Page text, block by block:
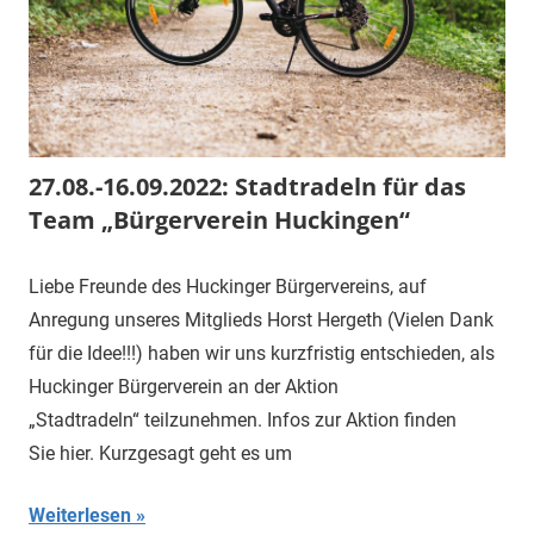
27.08.-16.09.2022: Stadtradeln für das
Team „Bürgerverein Huckingen“
Liebe Freunde des Huckinger Bürgervereins, auf
Anregung unseres Mitglieds Horst Hergeth (Vielen Dank
für die Idee!!!) haben wir uns kurzfristig entschieden, als
Huckinger Bürgerverein an der Aktion
„Stadtradeln“ teilzunehmen. Infos zur Aktion finden
Sie hier. Kurzgesagt geht es um
Weiterlesen